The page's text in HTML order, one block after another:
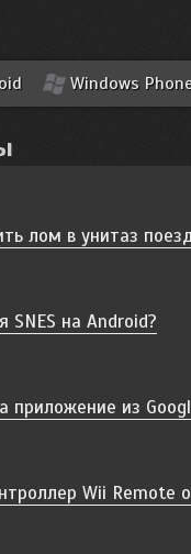
Windows
лом в унитаз
SNES на Android?
приложение из
Wii Remote